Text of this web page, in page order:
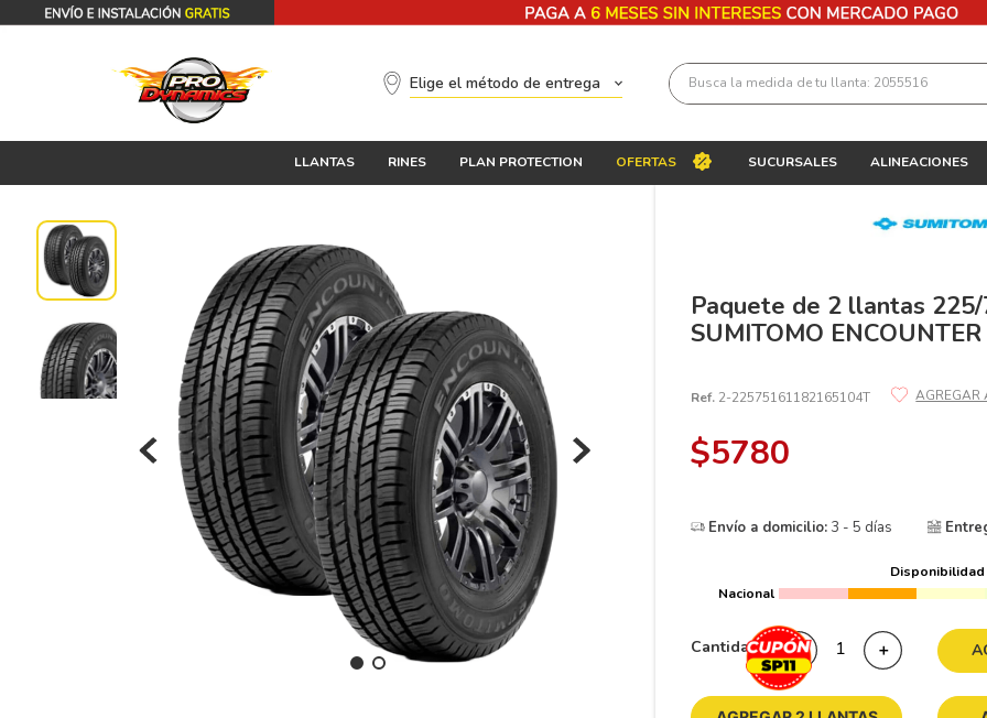
Elige el método de entrega Busca la medida de tu llanta: 2055516
LLANTAS RINES PLAN PROTECTION OFERTAS SUCURSALES ALINEACIONES
Paquete de 2 llantas
SUMITOMO
Ref. 2-22575161182165104T
$5780
Envío a domicilio:3 - 5 días
Disponibilidad
Nacional
Cantidad ＋
－
Términos más buscados